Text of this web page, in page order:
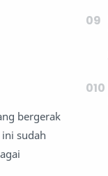
bergerak
sudah